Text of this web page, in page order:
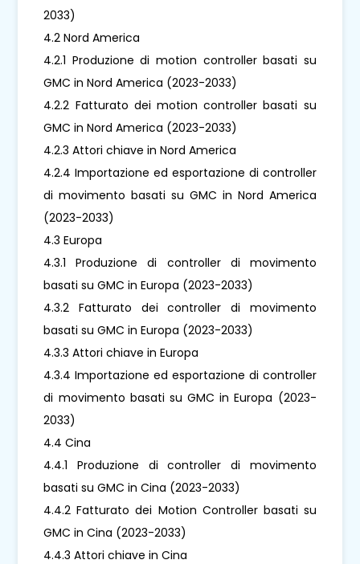
2033)
4.2 Nord America
4.2.1 Produzione di motion controller basati su
GMC in Nord America (2023-2033)
4.2.2 Fatturato dei motion controller basati su
GMC in Nord America (2023-2033)
4.2.3 Attori chiave in Nord America
4.2.4 Importazione ed esportazione di controller
di movimento basati su GMC in Nord America
(2023-2033)
4.3 Europa
4.3.1 Produzione di controller di movimento
basati su GMC in Europa (2023-2033)
4.3.2 Fatturato dei controller di movimento
basati su GMC in Europa (2023-2033)
4.3.3 Attori chiave in Europa
4.3.4 Importazione ed esportazione di controller
di movimento basati su GMC in Europa (2023-
2033)
4.4 Cina
4.4.1 Produzione di controller di movimento
basati su GMC in Cina (2023-2033)
4.4.2 Fatturato dei Motion Controller basati su
GMC in Cina (2023-2033)
4.4.3 Attori chiave in Cina